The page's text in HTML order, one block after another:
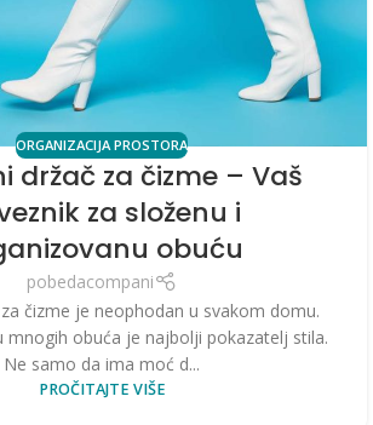
ORGANIZACIJA PROSTORA
držač za čizme – Vaš
za složenu i
obuću
pobedacompani
čizme je neophodan u svakom domu.
mnogih obuća je najbolji pokazatelj stila.
Ne samo da ima moć d...
PROČITAJTE VIŠE